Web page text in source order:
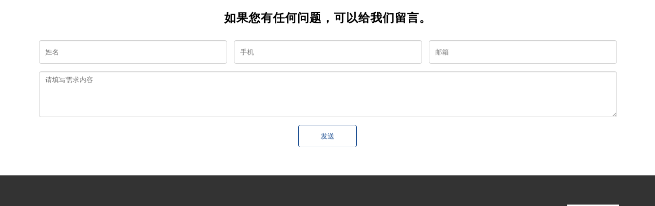
如果您有任何问题，可以给我们留言。
发送